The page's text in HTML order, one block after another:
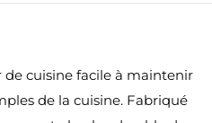
de cuisine facile à maintenir
de la cuisine. Fabriqué